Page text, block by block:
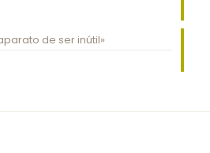
de ser inútil»